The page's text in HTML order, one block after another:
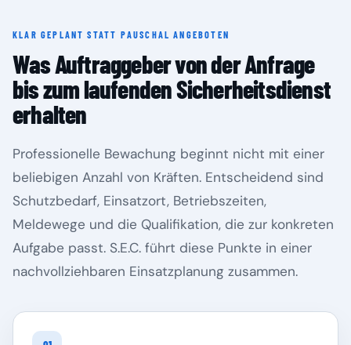
KLAR GEPLANT STATT PAUSCHAL ANGEBOTEN
Was Auftraggeber von der Anfrage
bis zum laufenden Sicherheitsdienst
erhalten
Professionelle Bewachung beginnt nicht mit einer
beliebigen Anzahl von Kräften. Entscheidend sind
Schutzbedarf, Einsatzort, Betriebszeiten,
Meldewege und die Qualifikation, die zur konkreten
Aufgabe passt. S.E.C. führt diese Punkte in einer
nachvollziehbaren Einsatzplanung zusammen.